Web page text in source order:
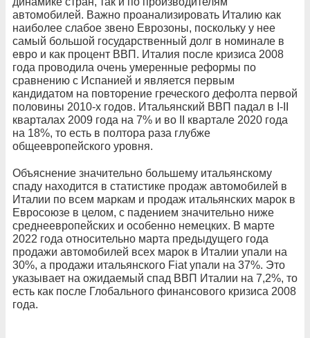
автомобилей. Важно проанализировать Италию как
наиболее слабое звено Еврозоны, поскольку у нее
самый большой государственный долг в номинале в
евро и как процент ВВП. Италия после кризиса 2008
года проводила очень умеренные реформы по
сравнению с Испанией и является первым
кандидатом на повторение греческого дефолта первой
половины 2010-х годов. Итальянский ВВП падал в I-II
кварталах 2009 года на 7% и во II квартале 2020 года
на 18%, то есть в полтора раза глубже
общеевропейского уровня.
Объяснение значительно большему итальянскому
спаду находится в статистике продаж автомобилей в
Италии по всем маркам и продаж итальянских марок в
Евросоюзе в целом, с падением значительно ниже
среднеевропейских и особенно немецких. В марте
2022 года относительно марта предыдущего года
продажи автомобилей всех марок в Италии упали на
30%, а продажи итальянского Fiat упали на 37%. Это
указывает на ожидаемый спад ВВП Италии на 7,2%, то
есть как после Глобального финансового кризиса 2008
года.